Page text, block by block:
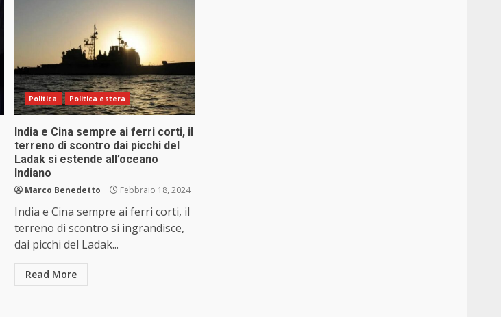
Politica Politica estera
India e Cina sempre ai ferri corti, il
terreno di scontro dai picchi del
Ladak si estende all’oceano
Indiano
Marco Benedetto Febbraio 18, 2024
India e Cina sempre ai ferri corti, il
terreno di scontro si ingrandisce,
dai picchi del Ladak...
Read More